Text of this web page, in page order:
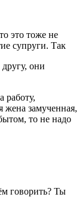
это тоже не
супруги. Так
они
работу,
замученная,
то не надо
говорить? Ты